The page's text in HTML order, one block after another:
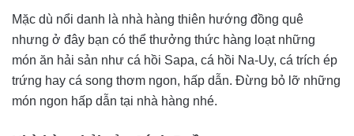
Mặc dù nổi danh là nhà hàng thiên hướng đồng quê
nhưng ở đây bạn có thể thưởng thức hàng loạt những
món ăn hải sản như cá hồi Sapa, cá hồi Na-Uy, cá trích ép
trứng hay cá song thơm ngon, hấp dẫn. Đừng bỏ lỡ những
món ngon hấp dẫn tại nhà hàng nhé.